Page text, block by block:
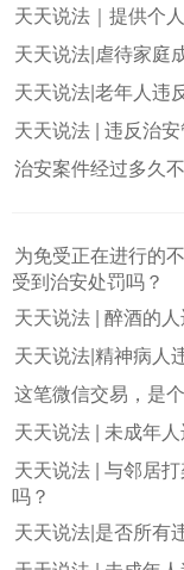
天天说法｜提供个
天天说法|虐待家庭
天天说法|老年人违
天天说法 | 违反治
治安案件经过多久
为免受正在进行的
受到治安处罚吗？
天天说法 | 醉酒的
天天说法|精神病人
这笔微信交易，是
天天说法 | 未成年
天天说法 | 与邻居
吗？
天天说法|是否所有